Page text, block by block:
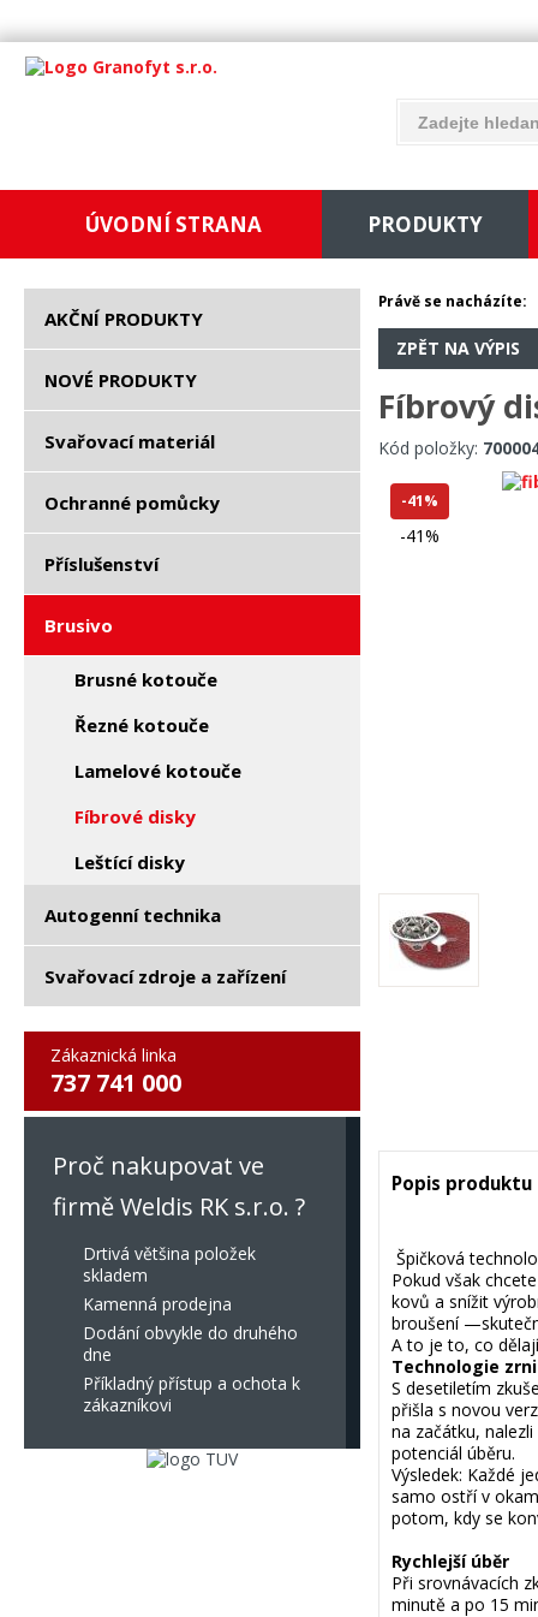
ÚVODNÍ STRANA PRODUKTY
AKČNÍ PRODUKTY
NOVÉ PRODUKTY
Svařovací materiál
Ochranné pomůcky
Příslušenství
Brusivo
Brusné kotouče
Řezné kotouče
Lamelové kotouče
Fíbrové disky
Leštící disky
Autogenní technika
Svařovací zdroje a zařízení
Zákaznická linka
737 741 000
Proč nakupovat ve
firmě Weldis RK s.r.o. ?
Drtivá většina položek
skladem
Kamenná prodejna
Dodání obvykle do druhého
dne
Příkladný přístup a ochota k
zákazníkovi
Právě se nacházíte:
ZPĚT NA VÝPIS
Fíbrový
Kód položky:
-41%
-41%
Popis produktu
Špičková
Pokud však
kovů a snížit
broušení
A to je to, co
Technologie
S desetiletím
přišla s novou
na začátku,
potenciál úběru.
Výsledek: Každé
samo ostří v
potom, kdy se
Rychlejší úběr
Při srovnávacích
minutě a po 15